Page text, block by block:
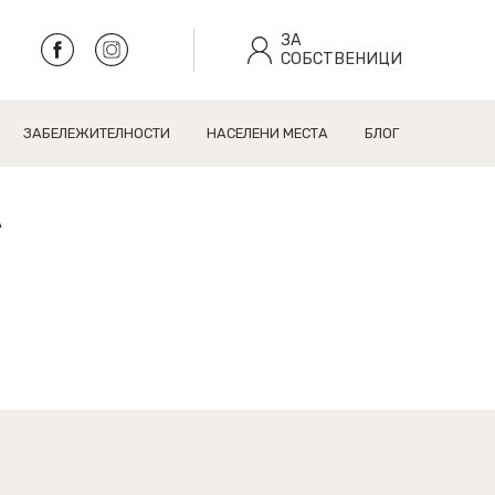
ЗА
СОБСТВЕНИЦИ
ЗАБЕЛЕЖИТЕЛНОСТИ НАСЕЛЕНИ МЕСТА БЛОГ